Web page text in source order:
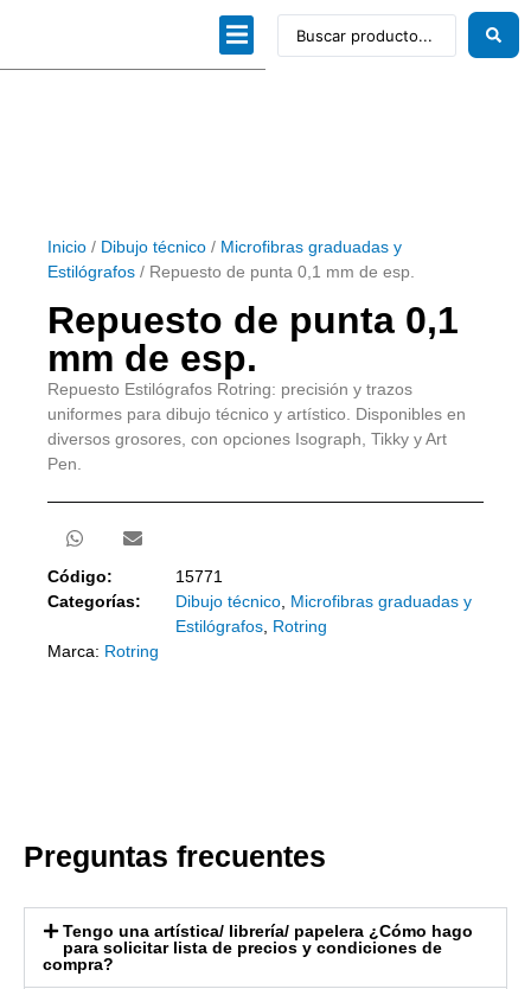
Inicio / Dibujo técnico / Microfibras graduadas y
Estilógrafos / Repuesto de punta 0,1 mm de esp.
Repuesto de punta 0,1
mm de esp.
Repuesto Estilógrafos Rotring: precisión y trazos
uniformes para dibujo técnico y artístico. Disponibles en
diversos grosores, con opciones Isograph, Tikky y Art
Pen.
Código:
15771
Categorías:
Dibujo técnico, Microfibras graduadas y
Estilógrafos, Rotring
Marca: Rotring
Preguntas frecuentes
Tengo una artística/ librería/ papelera ¿Cómo hago
para solicitar lista de precios y condiciones de
compra?